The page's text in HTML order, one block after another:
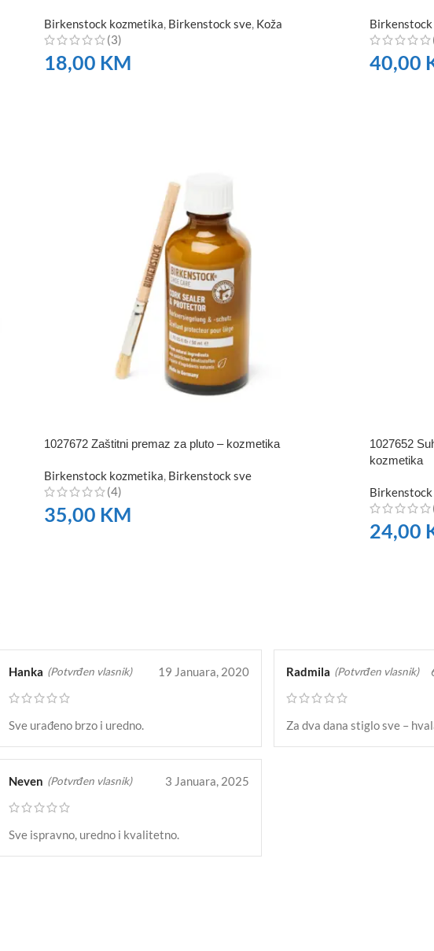
Birkenstock kozmetika, Birkenstock sve, Koža
(3)
18,00 KM 40,00
1027672 Zaštitni premaz za pluto – kozmetika
Birkenstock kozmetika, Birkenstock sve
(4)
35,00 KM
1027652
kozmetika
24,00
Hanka (Potvrđen vlasnik) 19 Januara, 2020
Sve urađeno brzo i uredno.
Radmila (Potvrđen vlasnik)
Za dva dana stiglo sve –
Neven (Potvrđen vlasnik) 3 Januara, 2025
Sve ispravno, uredno i kvalitetno.